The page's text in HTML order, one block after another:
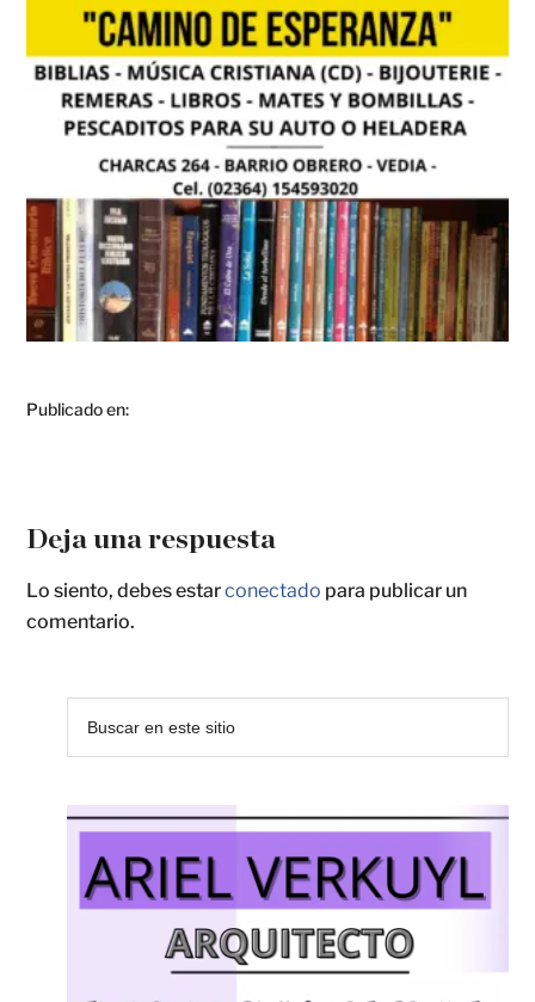
Publicado en:
Deja una respuesta
Lo siento, debes estarconectado para publicar un
comentario.